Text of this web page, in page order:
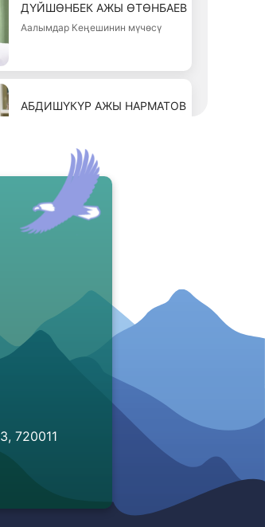
ДҮЙШӨНБЕК АЖЫ ӨТӨНБАЕВ
Аалымдар Кеңешинин мүчөсү
АБДИШҮКҮР АЖЫ НАРМАТОВ
КАЛИЛИДИН АЖЫ ИСАКОВ
Аалымдар Кеңешинин мүчөсү
АБДУЛЛА АЖЫ
АСЫРАНКУЛОВ
Аалымдар Кеңешинин мүчөсү
ДАНИЯР АЖЫ МУРАДИЛОВ
Аалымдар Кеңешинин мүчөсү
720011